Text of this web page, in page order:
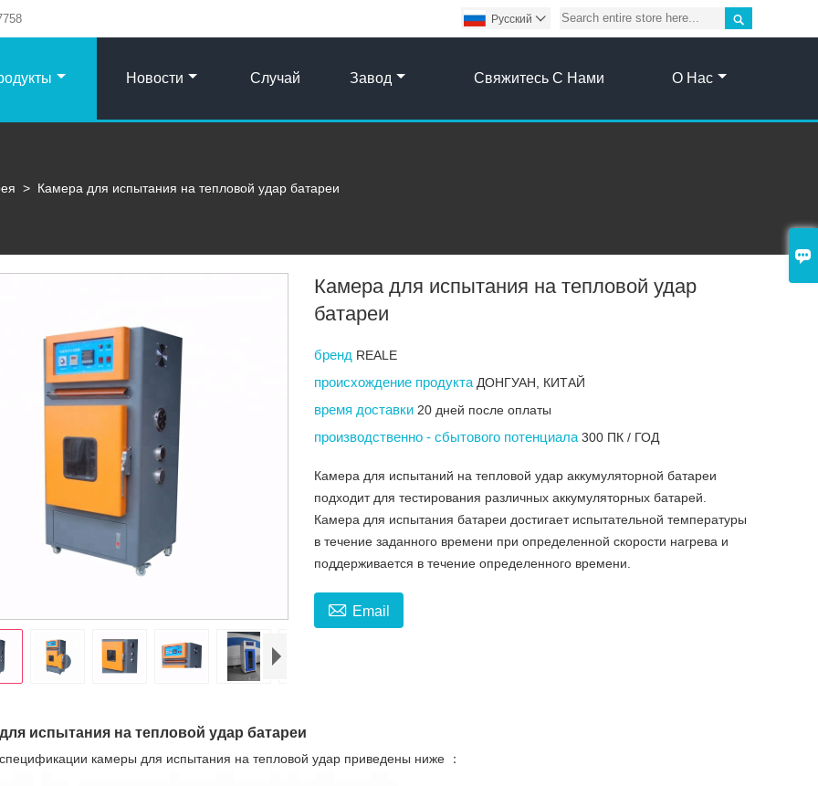


Pусский 
Новости Случай Завод Свяжитесь С Нами О Нас
> Камера для испытания на тепловой удар батареи
Камера для испытания на тепловой удар
батареи
бренд REALE
происхождение продукта ДОНГУАН, КИТАЙ
время доставки 20 дней после оплаты
производственно - сбытового потенциала300 ПК / ГОД
Камера для испытаний на тепловой удар аккумуляторной батареи
подходит для тестирования различных аккумуляторных батарей.
Камера для испытания батареи достигает испытательной температуры
в течение заданного времени при определенной скорости нагрева и
поддерживается в течение определенного времени.
 Email
испытания на тепловой удар батареи
камеры для испытания на тепловой удар приведены ниже ：